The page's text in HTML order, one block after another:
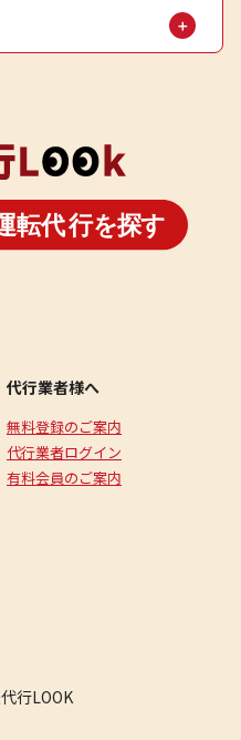
＋
代行業者様へ
無料登録のご案内
代行業者ログイン
有料会員のご案内
行LOOK